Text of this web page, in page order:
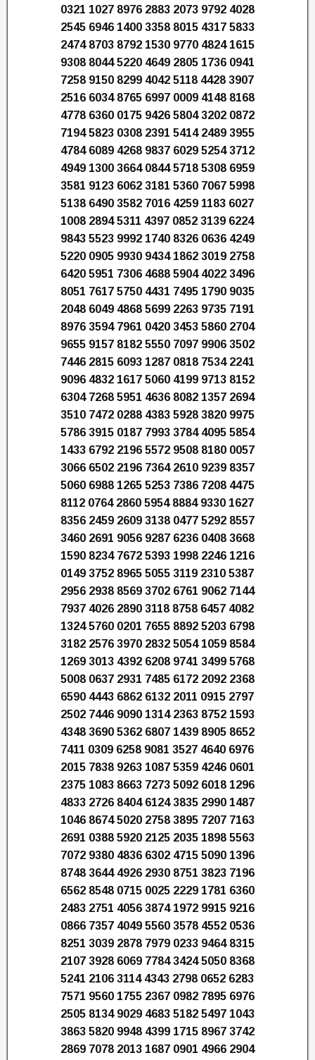
0321 1027 8976 2883 2073 9792 4028
2545 6946 1400 3358 8015 4317 5833
2474 8703 8792 1530 9770 4824 1615
9308 8044 5220 4649 2805 1736 0941
7258 9150 8299 4042 5118 4428 3907
2516 6034 8765 6997 0009 4148 8168
4778 6360 0175 9426 5804 3202 0872
7194 5823 0308 2391 5414 2489 3955
4784 6089 4268 9837 6029 5254 3712
4949 1300 3664 0844 5718 5308 6959
3581 9123 6062 3181 5360 7067 5998
5138 6490 3582 7016 4259 1183 6027
1008 2894 5311 4397 0852 3139 6224
9843 5523 9992 1740 8326 0636 4249
5220 0905 9930 9434 1862 3019 2758
6420 5951 7306 4688 5904 4022 3496
8051 7617 5750 4431 7495 1790 9035
2048 6049 4868 5699 2263 9735 7191
8976 3594 7961 0420 3453 5860 2704
9655 9157 8182 5550 7097 9906 3502
7446 2815 6093 1287 0818 7534 2241
9096 4832 1617 5060 4199 9713 8152
6304 7268 5951 4636 8082 1357 2694
3510 7472 0288 4383 5928 3820 9975
5786 3915 0187 7993 3784 4095 5854
1433 6792 2196 5572 9508 8180 0057
3066 6502 2196 7364 2610 9239 8357
5060 6988 1265 5253 7386 7208 4475
8112 0764 2860 5954 8884 9330 1627
8356 2459 2609 3138 0477 5292 8557
3460 2691 9056 9287 6236 0408 3668
1590 8234 7672 5393 1998 2246 1216
0149 3752 8965 5055 3119 2310 5387
2956 2938 8569 3702 6761 9062 7144
7937 4026 2890 3118 8758 6457 4082
1324 5760 0201 7655 8892 5203 6798
3182 2576 3970 2832 5054 1059 8584
1269 3013 4392 6208 9741 3499 5768
5008 0637 2931 7485 6172 2092 2368
6590 4443 6862 6132 2011 0915 2797
2502 7446 9090 1314 2363 8752 1593
4348 3690 5362 6807 1439 8905 8652
7411 0309 6258 9081 3527 4640 6976
2015 7838 9263 1087 5359 4246 0601
2375 1083 8663 7273 5092 6018 1296
4833 2726 8404 6124 3835 2990 1487
1046 8674 5020 2758 3895 7207 7163
2691 0388 5920 2125 2035 1898 5563
7072 9380 4836 6302 4715 5090 1396
8748 3644 4926 2930 8751 3823 7196
6562 8548 0715 0025 2229 1781 6360
2483 2751 4056 3874 1972 9915 9216
0866 7357 4049 5560 3578 4552 0536
8251 3039 2878 7979 0233 9464 8315
2107 3928 6069 7784 3424 5050 8368
5241 2106 3114 4343 2798 0652 6283
7571 9560 1755 2367 0982 7895 6976
2505 8134 9029 4683 5182 5497 1043
3863 5820 9948 4399 1715 8967 3742
2869 7078 2013 1687 0901 4966 2904